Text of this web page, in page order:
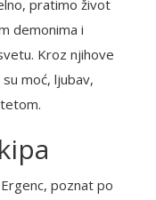
pratimo život
demonima i
Kroz njihove
moć, ljubav,
poznat po